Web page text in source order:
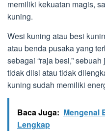
memiliki kekuatan magis,
kuning.
Wesi kuning atau besi
atau benda pusaka yang
sebagai “raja besi,”
tidak diisi atau tidak
kuning sudah memiliki
Baca Juga: Mengenal
Lengkap